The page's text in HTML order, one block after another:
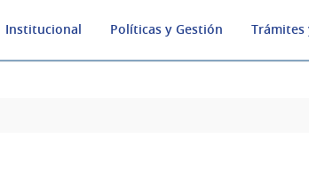
Institucional Políticas y Gestión Trámites